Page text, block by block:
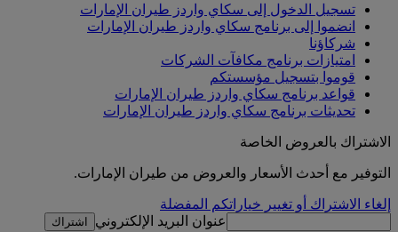
تسجيل الدخول إلى سكاي واردز طيران الإمارات
انضموا إلى برنامج سكاي واردز طيران الإمارات
شركاؤنا
امتيازات برنامج مكافآت الشركات
قوموا بتسجيل مؤسستكم
قواعد برنامج سكاي واردز طيران الإمارات
تحديثات برنامج سكاي واردز طيران الإمارات
الاشتراك بالعروض الخاصة
التوفير مع أحدث الأسعار والعروض من طيران الإمارات.
إلغاء الاشتراك أو تغيير خياراتكم المفضلة
عنوان البريد الإلكتروني
اشتراك